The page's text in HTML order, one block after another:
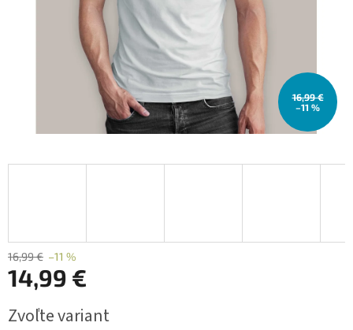
16,99 €
–11 %
16,99 € –11 %
14,99 €
cena:
Zvoľte variant